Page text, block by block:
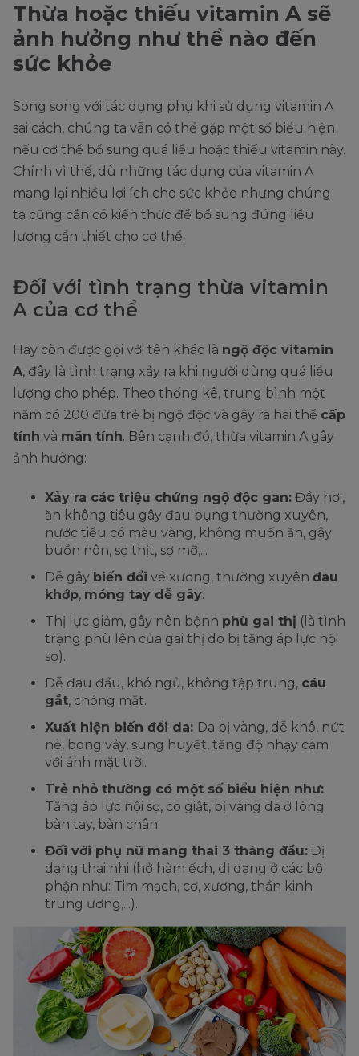
Thừa hoặc thiếu vitamin A sẽ
ảnh hưởng như thể nào đến
sức khỏe
Song song với tác dụng phụ khi sử dụng vitamin A
sai cách, chúng ta vẫn có thể gặp một số biểu hiện
nếu cơ thể bổ sung quá liều hoặc thiếu vitamin này.
Chính vì thế, dù những tác dụng của vitamin A
mang lại nhiều lợi ích cho sức khỏe nhưng chúng
ta cũng cần có kiến thức để bổ sung đúng liều
lượng cần thiết cho cơ thể.
Đối với tình trạng thừa vitamin
A của cơ thể
Hay còn được gọi với tên khác là ngộ độc vitamin
A, đây là tình trạng xảy ra khi người dùng quá liều
lượng cho phép. Theo thống kê, trung bình một
năm có 200 đứa trẻ bị ngộ độc và gây ra hai thể cấp
tính và mãn tính. Bên cạnh đó, thừa vitamin A gây
ảnh hưởng:
Xảy ra các triệu chứng ngộ độc gan: Đầy hơi,
ăn không tiêu gây đau bụng thường xuyên,
nước tiểu có màu vàng, không muốn ăn, gây
buồn nôn, sợ thịt, sợ mỡ,...
Dễ gây biến đổi về xương, thường xuyên đau
khớp, móng tay dễ gãy.
Thị lực giảm, gây nên bệnh phù gai thị (là tình
trạng phù lên của gai thị do bị tăng áp lực nội
sọ).
Dễ đau đầu, khó ngủ, không tập trung, cáu
gắt, chóng mặt.
Xuất hiện biến đổi da: Da bị vàng, dễ khô, nứt
nẻ, bong vảy, sung huyết, tăng độ nhạy cảm
với ánh mặt trời.
Trẻ nhỏ thường có một số biểu hiện như:
Tăng áp lực nội sọ, co giật, bị vàng da ở lòng
bàn tay, bàn chân.
Đối với phụ nữ mang thai 3 tháng đầu: Dị
dạng thai nhi (hở hàm ếch, dị dạng ở các bộ
phận như: Tim mạch, cơ, xương, thần kinh
trung ương,...).